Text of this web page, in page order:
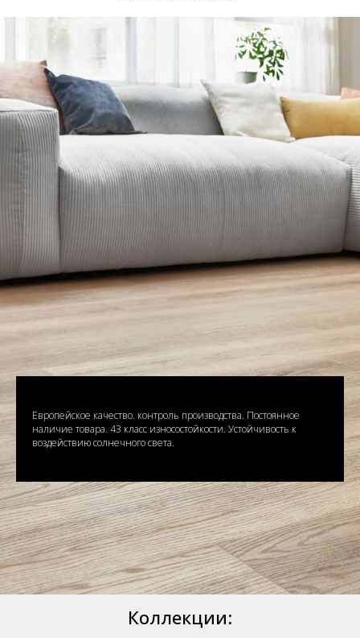
Европейское качество. контроль производства. Постоянное
наличие товара. 43 класс износостойкости. Устойчивость к
воздействию солнечного света.
Коллекции: